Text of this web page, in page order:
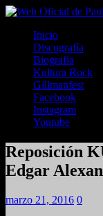
Inicio
Discografía
Biografía
Kultura Rock
Gillmanfest
Facebook
Instagram
Youtube
Reposición
Edgar
marzo 21, 2016 0